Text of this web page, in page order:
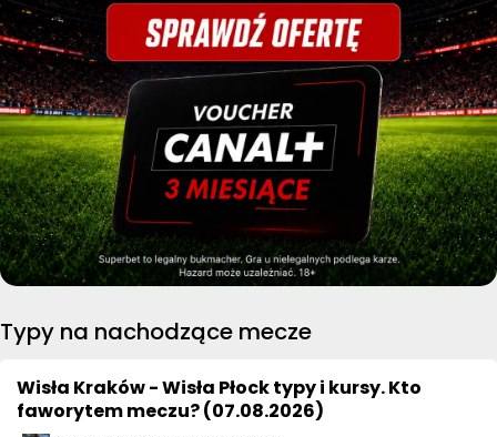
Typy na nachodzące mecze
Wisła Kraków - Wisła Płock typy i kursy. Kto
faworytem meczu? (07.08.2026)